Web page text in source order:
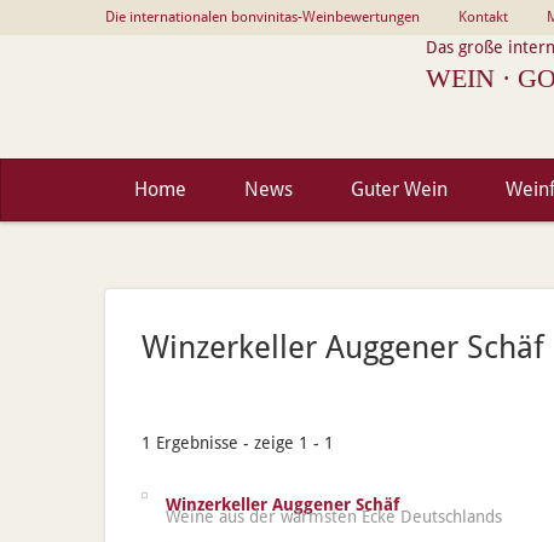
Winzerkeller Auggener Schäf
1 Ergebnisse - zeige 1 - 1
Winzerkeller Auggener Schäf
Weine aus der wärmsten Ecke Deutschlands
Die internationalen bonvinitas-Weinbewertungen Kontakt
Das große
WEIN ·
Home News Guter Wein